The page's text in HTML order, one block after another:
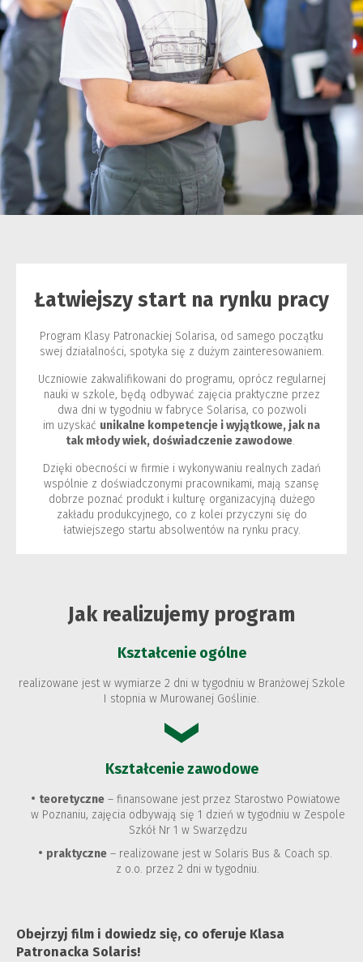
Łatwiejszy start na rynku pracy
Program Klasy Patronackiej Solarisa, od samego początku
swej działalności, spotyka się z dużym zainteresowaniem.
Uczniowie zakwalifikowani do programu, oprócz regularnej
nauki w szkole, będą odbywać zajęcia praktyczne przez
dwa dni w tygodniu w fabryce Solarisa, co pozwoli
im uzyskać unikalne kompetencje i wyjątkowe, jak na
tak młody wiek, doświadczenie zawodowe.
Dzięki obecności w firmie i wykonywaniu realnych zadań
wspólnie z doświadczonymi pracownikami, mają szansę
dobrze poznać produkt i kulturę organizacyjną dużego
zakładu produkcyjnego, co z kolei przyczyni się do
łatwiejszego startu absolwentów na rynku pracy.
Jak realizujemy program
Kształcenie ogólne
realizowane jest w wymiarze 2 dni w tygodniu w Branżowej Szkole
I stopnia w Murowanej Goślinie.
Kształcenie zawodowe
teoretyczne– finansowane jest przez Starostwo Powiatowe
w Poznaniu, zajęcia odbywają się 1 dzień w tygodniu w Zespole
Szkół Nr 1 w Swarzędzu
praktyczne – realizowane jest w Solaris Bus & Coach sp.
z o.o. przez 2 dni w tygodniu.
Obejrzyj film i dowiedz się, co oferuje Klasa
Patronacka Solaris!